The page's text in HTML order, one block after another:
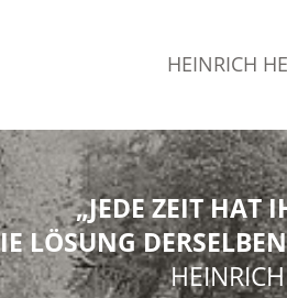
HEINRICH
„JEDE ZEIT HAT
LÖSUNG